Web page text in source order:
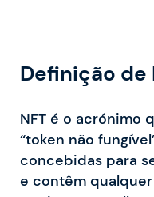
Definição de
NFT é o acrónimo
“token não
concebidas para
e contêm